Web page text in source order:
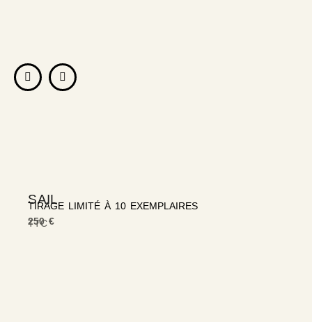
SAIL
TIRAGE LIMITÉ À 10 EXEMPLAIRES
250 €
TTC